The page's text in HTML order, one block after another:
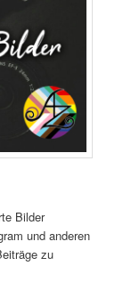
Bilder
und anderen
zu